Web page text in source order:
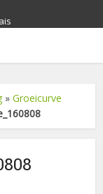
»Groeicurve